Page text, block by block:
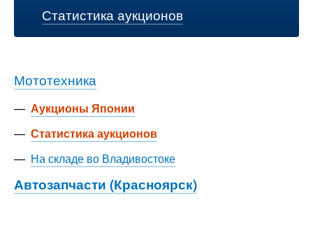
Статистика аукционов
Мототехника
— Аукционы Японии
— Статистика аукционов
— На складе во Владивостоке
Автозапчасти (Красноярск)